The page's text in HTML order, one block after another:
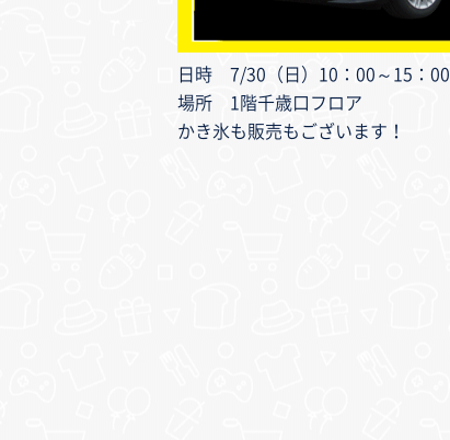
日時 7/30（日）10：00～15：00
場所 1階千歳口フロア
かき氷も販売もございます！